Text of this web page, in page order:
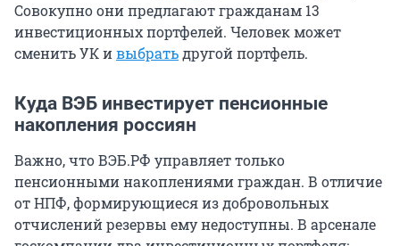
Совокупно они предлагают гражданам 13
инвестиционных портфелей. Человек может
сменить УК ивыбратьдругой портфель.
Куда ВЭБ инвестирует пенсионные
накопления россиян
Важно, что ВЭБ.РФ управляет только
пенсионными накоплениями граждан. В отличие
от НПФ, формирующиеся из добровольных
отчислений резервы ему недоступны. В арсенале